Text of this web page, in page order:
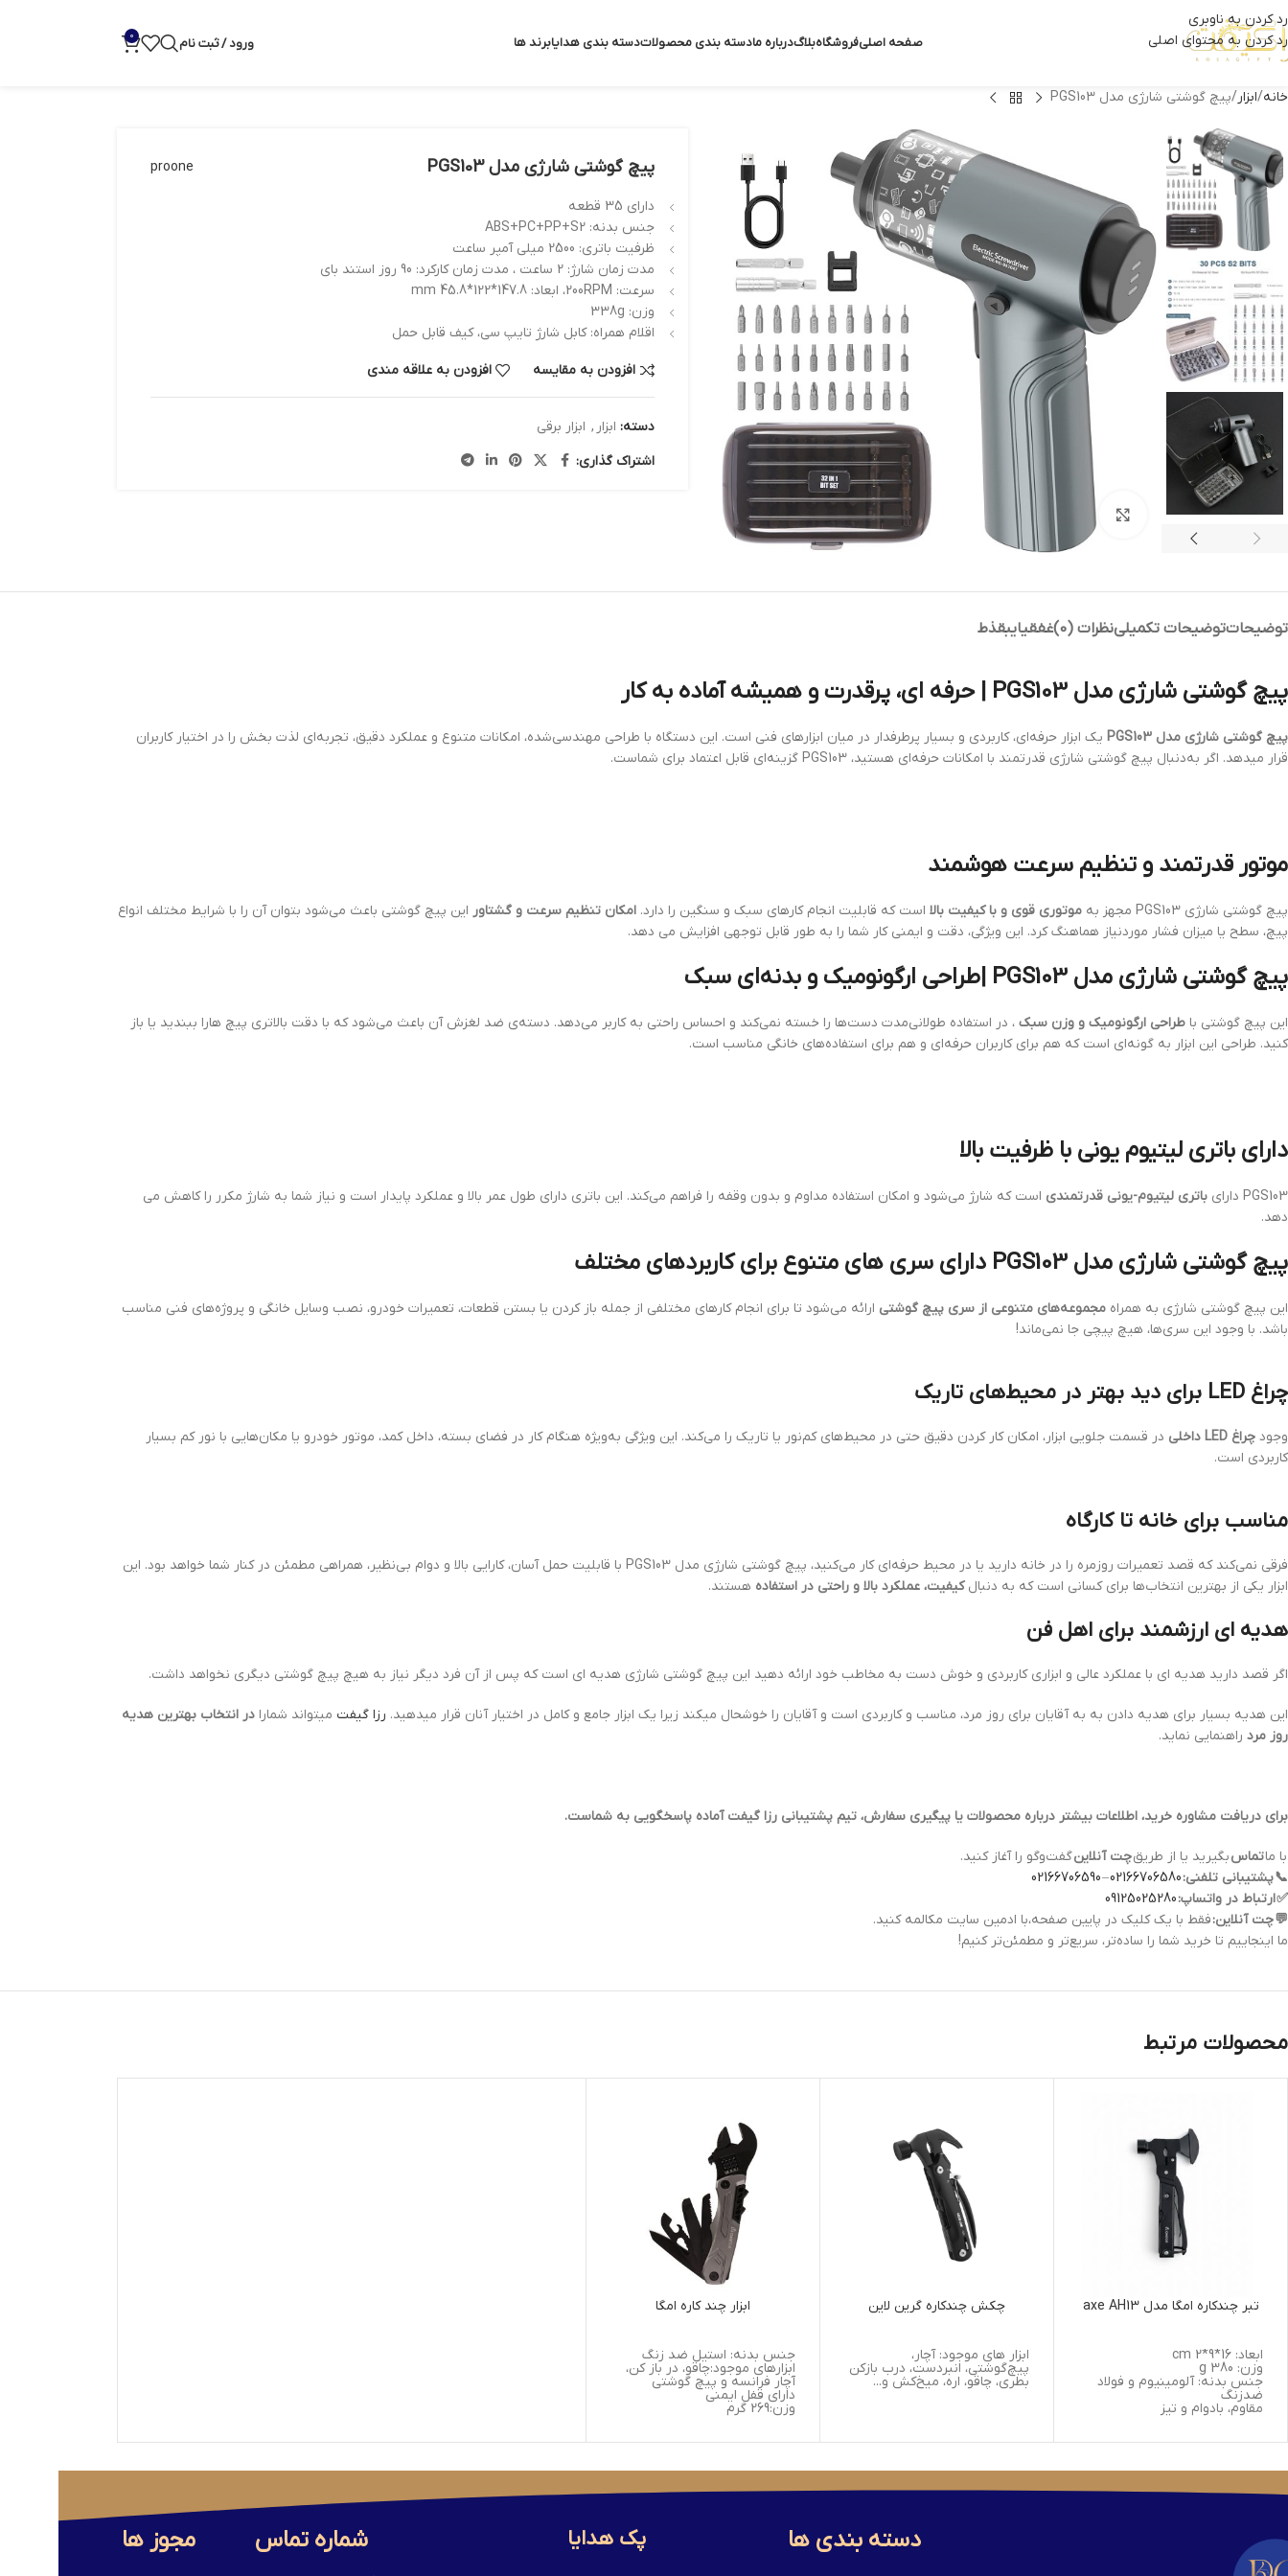
رد کردن به ناوبری
رد کردن به محتوای اصلی
صفحه اصلیفروشگاهبلاگدرباره مادسته بندی محصولاتدسته بندی هدایابرند ها ورود / ثبت نام 0
خانه ابزار پیچ گوشتی شارژی مدل PGS103
بزرگنمایی تصویر
proone پیچ گوشتی شارژی مدل PGS103
دارای 35 قطعه
جنس بدنه: ABS+PC+PP+S2
ظرفیت باتری: 2500 میلی آمپر ساعت
مدت زمان شارژ: 2 ساعت ، مدت زمان کارکرد: 90 روز استند بای
سرعت: 200RPM، ابعاد: 147.8*122*45.8 mm
وزن: 338g
اقلام همراه: کابل شارژ تایپ سی، کیف قابل حمل
افزودن به مقایسه افزودن به علاقه مندی
دسته: ابزار , ابزار برقی
اشتراک گذاری:
توضیحاتتوضیحات تکمیلینظرات (0) غفقیایبقذط
پیچ گوشتی شارژی مدل PGS103 | حرفه ای، پرقدرت و همیشه آماده به کار
پیچ گوشتی شارژی مدل PGS103
یک ابزار حرفه‌ای، کاربردی و بسیار پرطرفدار در میان ابزارهای فنی است. این دستگاه با طراحی مهندسی‌شده، امکانات متنوع و عملکرد دقیق، تجربه‌ای لذت‌ بخش را در اختیار کاربران
قرار میدهد. اگر به‌دنبال پیچ گوشتی شارژی قدرتمند با امکانات حرفه‌ای هستید، PGS103 گزینه‌ای قابل اعتماد برای شماست.
موتور قدرتمند و تنظیم سرعت هوشمند
پیچ گوشتی شارژی PGS103 مجهز به موتوری قوی و با کیفیت بالا است که قابلیت انجام کارهای سبک و سنگین را دارد. امکان تنظیم سرعت و گشتاور این پیچ گوشتی باعث می‌شود بتوان آن را با شرایط مختلف انواع
پیچ، سطح یا میزان فشار موردنیاز هماهنگ کرد. این ویژگی، دقت و ایمنی کار شما را به طور قابل توجهی افزایش می دهد.
پیچ گوشتی شارژی مدل PGS103 |طراحی ارگونومیک و بدنه‌ای سبک
این پیچ گوشتی با طراحی ارگونومیک و وزن سبک ، در استفاده طولانی‌مدت دست‌ها را خسته نمی‌کند و احساس راحتی به کاربر می‌دهد. دسته‌ی ضد لغزش آن باعث می‌شود که با دقت بالاتری پیچ هارا ببندید یا باز
کنید. طراحی این ابزار به گونه‌ای است که هم برای کاربران حرفه‌ای و هم برای استفاده‌های خانگی مناسب است.
دارای باتری لیتیوم یونی با ظرفیت بالا
PGS103 دارای باتری لیتیوم-یونی قدرتمندی است که شارژ می‌شود و امکان استفاده مداوم و بدون وقفه را فراهم می‌کند. این باتری دارای طول عمر بالا و عملکرد پایدار است و نیاز شما به شارژ مکرر را کاهش می
دهد.
پیچ گوشتی شارژی مدل PGS103 دارای سری های متنوع برای کاربردهای مختلف
این پیچ گوشتی شارژی به همراه مجموعه‌های متنوعی از سری پیچ گوشتی ارائه می‌شود تا برای انجام کارهای مختلفی از جمله باز کردن یا بستن قطعات، تعمیرات خودرو، نصب وسایل خانگی و پروژه‌های فنی مناسب
باشد. با وجود این سری‌ها، هیچ پیچی جا نمی‌ماند!
چراغ LED برای دید بهتر در محیط‌های تاریک
وجود چراغ LED داخلی
در قسمت جلویی ابزار، امکان کار کردن دقیق حتی در محیط‌های کم‌نور یا تاریک را می‌کند. این ویژگی به‌ویژه هنگام کار در فضای بسته، داخل کمد، موتور خودرو یا مکان‌هایی با نور کم بسیار
کاربردی است.
مناسب برای خانه تا کارگاه
فرقی نمی‌کند که قصد تعمیرات روزمره را در خانه دارید یا در محیط حرفه‌ای کار می‌کنید، پیچ گوشتی شارژی مدل PGS103 با قابلیت حمل آسان، کارایی بالا و دوام بی‌نظیر، همراهی مطمئن در کنار شما خواهد بود. این
ابزار یکی از بهترین انتخاب‌ها برای کسانی است که به دنبالکیفیت، عملکرد بالا و راحتی در استفاده هستند.
هدیه ای ارزشمند برای اهل فن
اگر قصد دارید هدیه ای با عملکرد عالی و ابزاری کاربردی و خوش دست به مخاطب خود ارائه دهید این پیچ گوشتی شارژی هدیه ای است که پس از آن فرد دیگر نیاز به هیچ پیچ گوشتی دیگری نخواهد داشت.
این هدیه بسیار برای هدیه دادن به به آقایان برای روز مرد، مناسب و کاربردی است و آقایان را خوشحال میکند زیرا یک ابزار جامع و کامل در اختیار آنان قرار میدهید. رزا گیفت میتواند شمارا در انتخاب بهترین هدیه
روز مرد راهنمایی نماید.
برای دریافت مشاوره خرید، اطلاعات بیشتر درباره محصولات یا پیگیری سفارش، تیم پشتیبانی رزا گیفت آماده پاسخگویی به شماست.
با ماتماسبگیرید یا از طریقچت آنلاینگفت‌وگو را آغاز کنید.
📞پشتیبانی تلفنی:02166706580
–
02166706590
✅ارتباط در واتساپ:09125025280
💬چت آنلاین:فقط با یک کلیک در پایین صفحه،با ادمین سایت مکالمه کنید.
ما اینجاییم تا خرید شما را ساده‌تر، سریع‌تر و مطمئن‌تر کنیم!
محصولات مرتبط
تبر چندکاره امگا مدل axe AH13
ابعاد: 16*9*2 cm
وزن: 380 g
جنس بدنه: آلومینیوم و فولاد
ضدزنگ
مقاوم، بادوام و تیز
دارای قفل ایمنی
دارای کیف ضد آب برای محافظت
ابزارهای موجود: تبر، چکش، چاقو،
دربازکن، پیچ‌گوشتی، اره
چکش چندکاره گرین لاین
ابزار های موجود: آچار،
پیچ‌گوشتی، انبردست، درب بازکن
بطری، چاقو، اره، میخ‌کش و...
ابزار چند کاره امگا
جنس بدنه: استیل ضد زنگ
ابزارهای موجود:چاقو، در باز کن،
آچار فرانسه و پیچ گوشتی
دارای قفل ایمنی
وزن:269 گرم
حمل و نقل آسان
دسته بندی ها پک هدایا شماره تماس مجوز ها